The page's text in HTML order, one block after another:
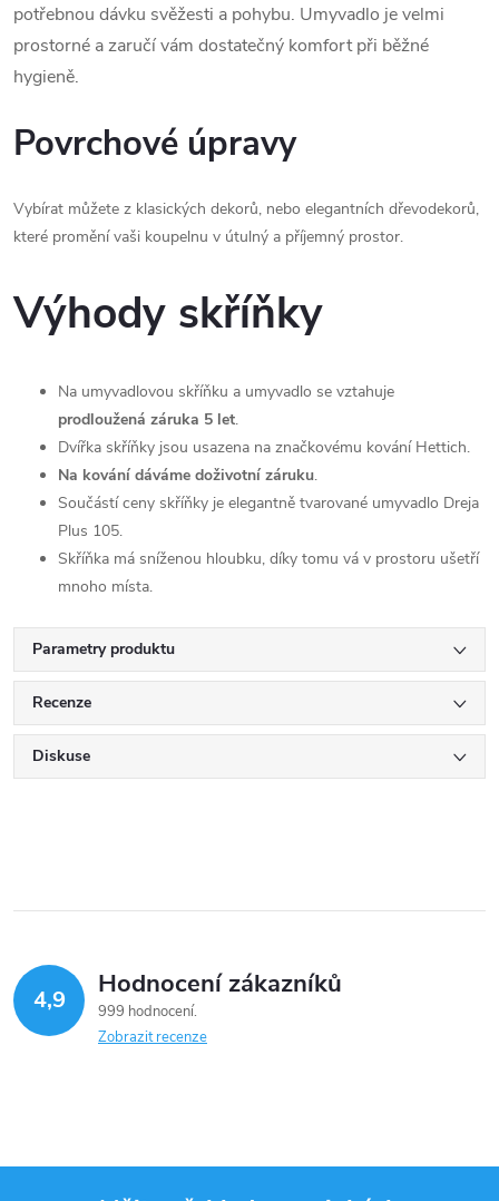
potřebnou dávku svěžesti a pohybu. Umyvadlo je velmi
prostorné a zaručí vám dostatečný komfort při běžné
hygieně.
Povrchové úpravy
Vybírat můžete z klasických dekorů, nebo elegantních dřevodekorů,
které promění vaši koupelnu v útulný a příjemný prostor.
Výhody skříňky
Na umyvadlovou skříňku a umyvadlo se vztahuje
prodloužená záruka 5 let.
Dvířka skříňky jsou usazena na značkovému kování Hettich.
Na kování dáváme doživotní záruku.
Součástí ceny skříňky je elegantně tvarované umyvadlo Dreja
Plus 105.
Skříňka má sníženou hloubku, díky tomu vá v prostoru ušetří
mnoho místa.
Parametry produktu
Recenze
Diskuse
4,9 Hodnocení zákazníků
999 hodnocení
Zobrazit recenze